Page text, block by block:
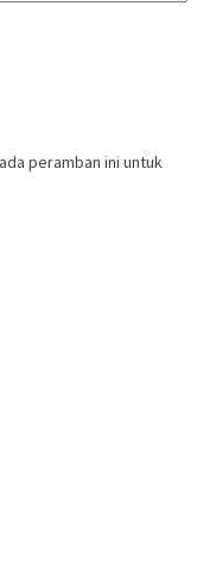
peramban ini untuk